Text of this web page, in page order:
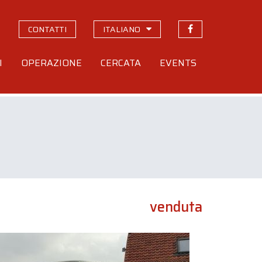
CONTATTI ITALIANO
OPERAZIONE CERCATA EVENTS
venduta